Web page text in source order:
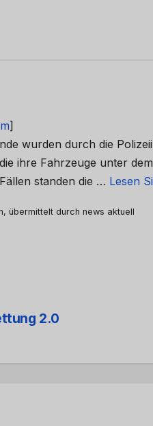
]
wurden durch die
ihre Fahrzeuge unter
standen die … Lesen
übermittelt durch news aktuell
2.0